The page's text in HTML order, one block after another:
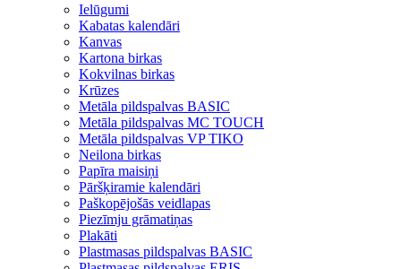
Ielūgumi
Kabatas kalendāri
Kanvas
Kartona birkas
Kokvilnas birkas
Krūzes
Metāla pildspalvas BASIC
Metāla pildspalvas MC TOUCH
Metāla pildspalvas VP TIKO
Neilona birkas
Papīra maisiņi
Pāršķiramie kalendāri
Paškopējošās veidlapas
Piezīmju grāmatiņas
Plakāti
Plastmasas pildspalvas BASIC